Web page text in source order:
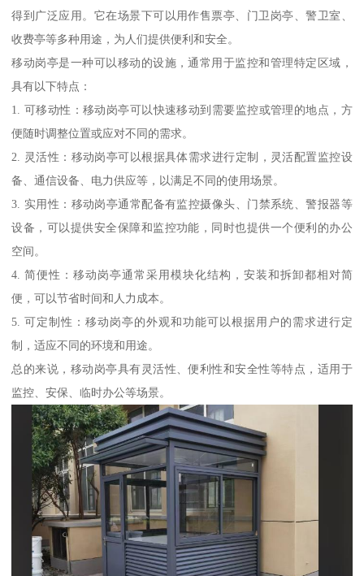
得到广泛应用。它在场景下可以用作售票亭、门卫岗亭、警卫室、
收费亭等多种用途，为人们提供便利和安全。
移动岗亭是一种可以移动的设施，通常用于监控和管理特定区域，
具有以下特点：
1. 可移动性：移动岗亭可以快速移动到需要监控或管理的地点，方
便随时调整位置或应对不同的需求。
2. 灵活性：移动岗亭可以根据具体需求进行定制，灵活配置监控设
备、通信设备、电力供应等，以满足不同的使用场景。
3. 实用性：移动岗亭通常配备有监控摄像头、门禁系统、警报器等
设备，可以提供安全保障和监控功能，同时也提供一个便利的办公
空间。
4. 简便性：移动岗亭通常采用模块化结构，安装和拆卸都相对简
便，可以节省时间和人力成本。
5. 可定制性：移动岗亭的外观和功能可以根据用户的需求进行定
制，适应不同的环境和用途。
总的来说，移动岗亭具有灵活性、便利性和安全性等特点，适用于
监控、安保、临时办公等场景。